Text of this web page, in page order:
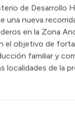
de Desarrollo
una nueva
en la Zona
el objetivo de
familiar y
localidades de la